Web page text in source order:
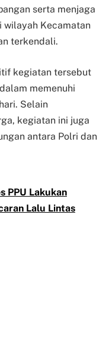
serta menjaga
wilayah Kecamatan
terkendali.
kegiatan tersebut
memenuhi
Selain
kegiatan ini juga
antara Polri dan
PPU Lakukan
Lalu Lintas